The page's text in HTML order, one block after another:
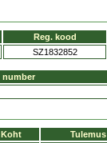
Reg. kood
SZ1832852
number
Koht
Tulemus